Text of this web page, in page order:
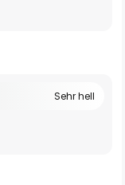
Sehr hell